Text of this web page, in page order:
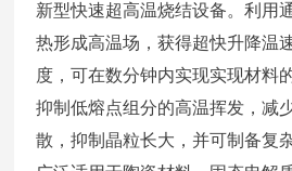
新型快速超高温烧结设备。利用
热形成高温场，获得超快升降温
度，可在数分钟内实现实现材料
抑制低熔点组分的高温挥发，减
散，抑制晶粒长大，并可制备复